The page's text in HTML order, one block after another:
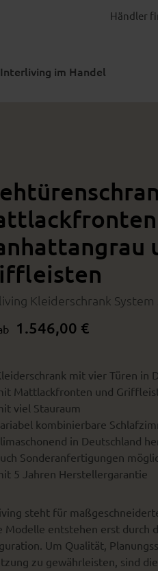
Händler
Interliving im Handel
Kleiderschrank System
1.546,00 €
mit vier Türen in
Mattlackfronten und
viel Stauraum
kombinierbare
in Deutschland
Sonderanfertigungen
5 Jahren Herstellergarantie
steht für
Modelle entstehen erst durch
Um Qualität,
zu gewährleisten, sind